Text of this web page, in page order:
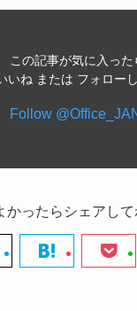
この記事が気に入った
いね または フォロー
かったらシェアして